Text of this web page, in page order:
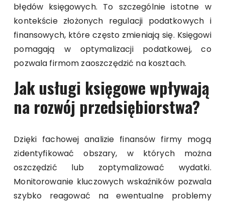
błędów księgowych. To szczególnie istotne w
kontekście złożonych regulacji podatkowych i
finansowych, które często zmieniają się. Księgowi
pomagają w optymalizacji podatkowej, co
pozwala firmom zaoszczędzić na kosztach.
Jak usługi księgowe wpływają
na rozwój przedsiębiorstwa?
Dzięki fachowej analizie finansów firmy mogą
zidentyfikować obszary, w których można
oszczędzić lub zoptymalizować wydatki.
Monitorowanie kluczowych wskaźników pozwala
szybko reagować na ewentualne problemy